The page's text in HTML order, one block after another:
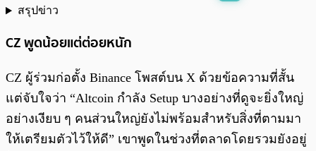
สรุปข่าว
CZ พูดน้อยแต่ต่อยหนัก
CZ ผู้ร่วมก่อตั้ง Binance โพสต์บน X ด้วยข้อความที่สั้น
แต่จับใจว่า “Altcoin กำลัง Setup บางอย่างที่ดูจะยิ่งใหญ่
อย่างเงียบ ๆ คนส่วนใหญ่ยังไม่พร้อมสำหรับสิ่งที่ตามมา
ให้เตรียมตัวไว้ให้ดี” เขาพูดในช่วงที่ตลาดโดยรวมยังอยู่